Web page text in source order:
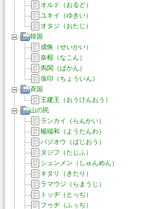
オルド（おるど）
ユキイ（ゆきい）
オタジ（おたじ）
韓国
成恢（せいかい）
奈棍（なこん）
馬関（ばかん）
張印（ちょういん）
斉国
王建王（おうけんおう）
山の民
ランカイ（らんかい）
楊端和（ようたんわ）
バジオウ（ばじおう）
タジフ（たじふ）
シュンメン（しゅんめん）
キタリ（きたり）
ラマウジ（らまうじ）
トッヂ（とっぢ）
フゥヂ（ふぅぢ）